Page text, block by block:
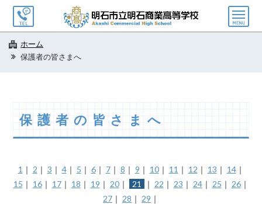
メ
ニ
ホーム
保護者の皆さまへ
保護者の皆さまへ
1 ｜ 2 ｜ 3 ｜ 4｜ 5 ｜ 6｜ 7｜ 8 ｜ 9 ｜ 10｜ 11 ｜ 12 ｜ 13 ｜ 14｜
15 ｜ 16｜ 17｜ 18 ｜ 19 ｜ 20｜ 21 ｜ 22 ｜ 23 ｜ 24｜ 25 ｜ 26｜
27 ｜ 28 ｜ 29 ｜